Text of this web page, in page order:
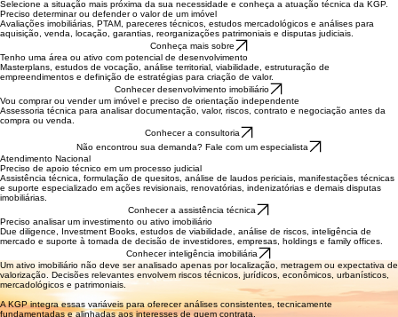
COMO PODEMOS APOIAR SUA DECISÃO
Qual é o desafio imobiliário que precisa ser resolvido?
Selecione a situação mais próxima da sua necessidade e conheça a atuação técnica da KGP.
Preciso determinar ou defender o valor de um imóvel
Avaliações imobiliárias, PTAM, pareceres técnicos, estudos mercadológicos e análises para
aquisição, venda, locação, garantias, reorganizações patrimoniais e disputas judiciais.
Conheça mais sobre
Tenho uma área ou ativo com potencial de desenvolvimento
Masterplans, estudos de vocação, análise territorial, viabilidade, estruturação de
empreendimentos e definição de estratégias para criação de valor.
Conhecer desenvolvimento imobiliário
Vou comprar ou vender um imóvel e preciso de orientação independente
Assessoria técnica para analisar documentação, valor, riscos, contrato e negociação antes da
Não encontrou sua demanda? Fale com um especialista
Atendimento Nacional
Preciso de apoio técnico em um processo judicial
Assistência técnica, formulação de quesitos, análise de laudos periciais, manifestações técnicas
e suporte especializado em ações revisionais, renovatórias, indenizatórias e demais disputas
imobiliárias.
Conhecer a assistência técnica
Preciso analisar um investimento ou ativo imobiliário
Due diligence, Investment Books, estudos de viabilidade, análise de riscos, inteligência de
mercado e suporte à tomada de decisão de investidores, empresas, holdings e family offices.
Conhecer inteligência imobiliária
Um ativo imobiliário não deve ser analisado apenas por localização, metragem ou expectativa de
valorização. Decisões relevantes envolvem riscos técnicos, jurídicos, econômicos, urbanísticos,
mercadológicos e patrimoniais.